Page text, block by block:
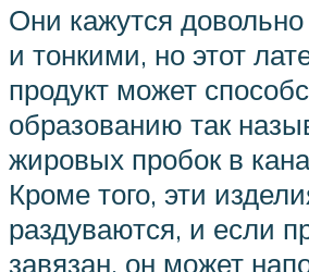
Они кажутся
и тонкими, но этот
продукт может
образованию так
жировых пробок в
Кроме того, эти
раздуваются, и если
завязан, он может